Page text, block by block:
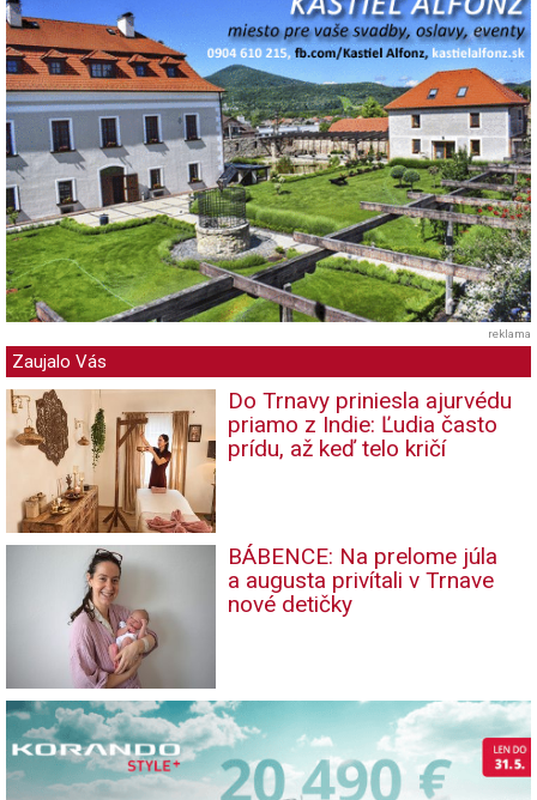
reklama
Zaujalo Vás
Do Trnavy priniesla ajurvédu
priamo z Indie: Ľudia často
prídu, až keď telo kričí
BÁBENCE: Na prelome júla
a augusta privítali v Trnave
nové detičky